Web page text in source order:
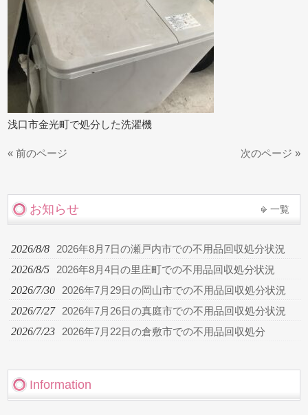
浅口市金光町で処分した洗濯機
« 前のページ 次のページ »
お知らせ 一覧
2026/8/8 2026年8月7日の瀬戸内市での不用品回収処分状況
2026/8/5 2026年8月4日の里庄町での不用品回収処分状況
2026/7/30 2026年7月29日の岡山市での不用品回収処分状況
2026/7/27 2026年7月26日の真庭市での不用品回収処分状況
2026/7/23 2026年7月22日の倉敷市での不用品回収処分
Information